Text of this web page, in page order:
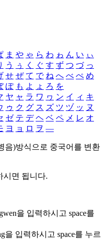
ま や ゃ ら わ ゎ ん い ぃ
う ぅ く ぐ す ず つ づ っ
せ ぜ て で ね へ べ ぺ め
ぽ も よ ょ ろ を
ヤ ャ ラ ワ ヮ ン イ ィ キ
ゥ ク グ ス ズ ツ ヅ ッ ヌ
ゼ テ デ ヘ ベ ペ メ レ オ
ヨ ョ ロ ヲ ―
음)방식으로 중국어를 변환
시면 됩니다.
을 입력하시고 space를
을 입력하시고 space를 누르